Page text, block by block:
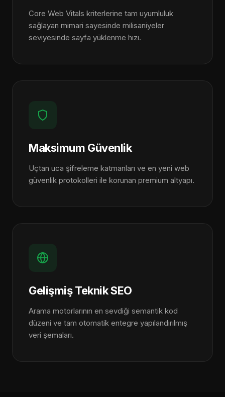
Core Web Vitals kriterlerine tam uyumluluk
sağlayan mimari sayesinde milisaniyeler
seviyesinde sayfa yüklenme hızı.
Maksimum Güvenlik
Uçtan uca şifreleme katmanları ve en yeni web
güvenlik protokolleri ile korunan premium altyapı.
Gelişmiş Teknik SEO
Arama motorlarının en sevdiği semantik kod
düzeni ve tam otomatik entegre yapılandırılmış
veri şemaları.